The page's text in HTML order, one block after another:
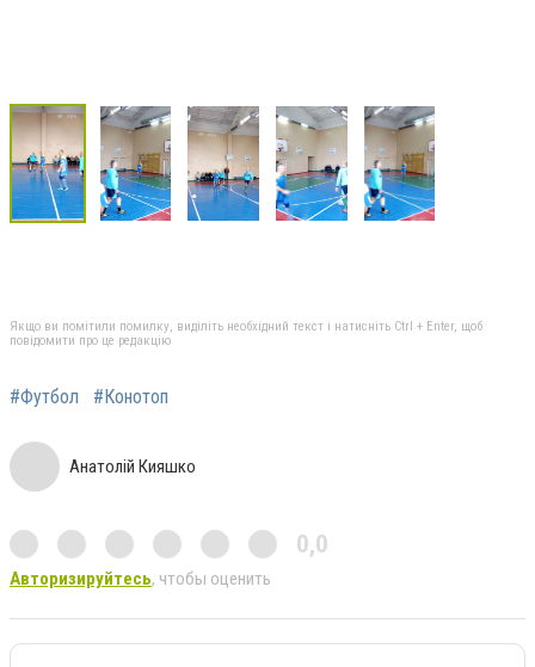
Якщо ви помітили помилку, виділіть необхідний текст і натисніть Ctrl + Enter, щоб
повідомити про це редакцію
#Футбол #Конотоп
Анатолій Кияшко
0,0
Авторизируйтесь, чтобы оценить